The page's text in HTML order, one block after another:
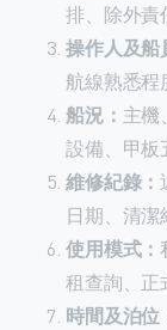
排、除外責
操作人及船
航線熟悉程
船況： 主機
設備、甲板
維修紀錄：
日期、清潔
使用模式：
租查詢、正
時間及泊位